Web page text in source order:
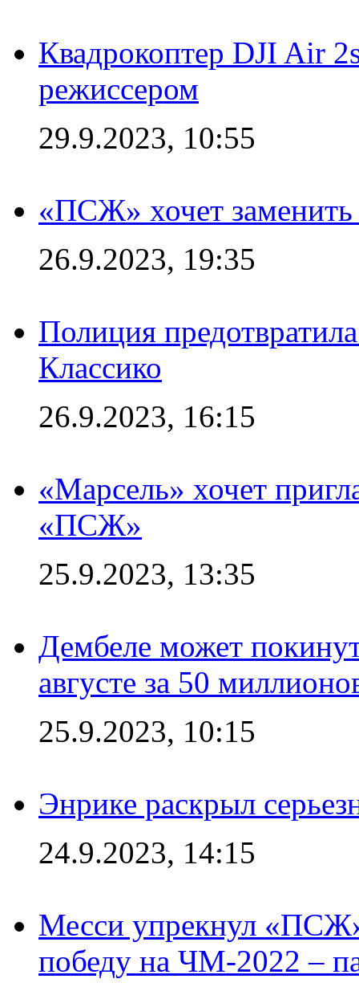
Квадрокоптер DJI Air
режиссером
29.9.2023, 10:55
«ПСЖ» хочет
26.9.2023, 19:35
Полиция
Классико
26.9.2023, 16:15
«Марсель» хочет
«ПСЖ»
25.9.2023, 13:35
Дембеле может
августе за 50
25.9.2023, 10:15
Энрике раскрыл
24.9.2023, 14:15
Месси упрекнул «ПСЖ»
победу на ЧМ-2022 –